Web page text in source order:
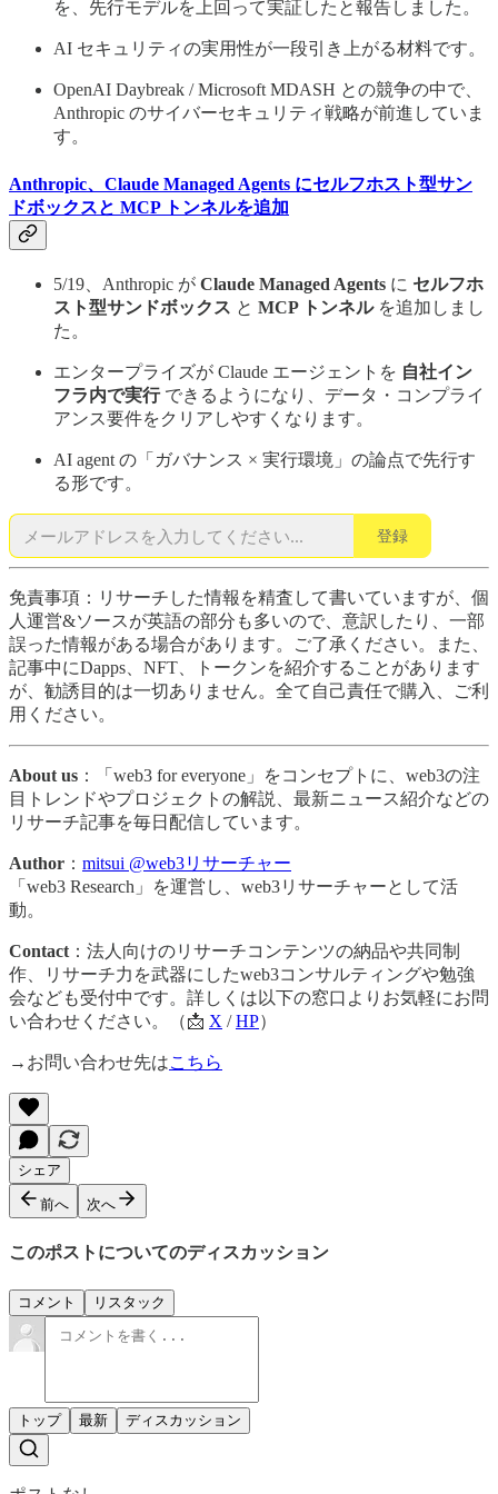
を、先行モデルを上回って実証したと報告しました。
AI セキュリティの実用性が一段引き上がる材料です。
OpenAI Daybreak / Microsoft MDASH との競争の中で、
Anthropic のサイバーセキュリティ戦略が前進していま
す。
Anthropic、Claude Managed Agents にセルフホスト型サン
ドボックスと MCP トンネルを追加
5/19、Anthropic が Claude Managed Agents に セルフホ
スト型サンドボックス と MCP トンネルを追加しまし
た。
エンタープライズが Claude エージェントを 自社イン
フラ内で実行できるようになり、データ・コンプライ
アンス要件をクリアしやすくなります。
AI agent の「ガバナンス × 実行環境」の論点で先行す
る形です。
登録
免責事項：リサーチした情報を精査して書いていますが、個
人運営&ソースが英語の部分も多いので、意訳したり、一部
誤った情報がある場合があります。ご了承ください。また、
記事中にDapps、NFT、トークンを紹介することがあります
が、勧誘目的は一切ありません。全て自己責任で購入、ご利
用ください。
About us ：「web3 for everyone」をコンセプトに、web3の注
目トレンドやプロジェクトの解説、最新ニュース紹介などの
リサーチ記事を毎日配信しています。
Author ： mitsui @web3リサーチャー
「web3 Research」を運営し、web3リサーチャーとして活
動。
Contact ：法人向けのリサーチコンテンツの納品や共同制
作、リサーチ力を武器にしたweb3コンサルティングや勉強
会なども受付中です。詳しくは以下の窓口よりお気軽にお問
い合わせください。（📩 X /HP）
→お問い合わせ先はこちら
シェア
前へ 次へ
このポストについてのディスカッション
コメント リスタック
トップ 最新 ディスカッション